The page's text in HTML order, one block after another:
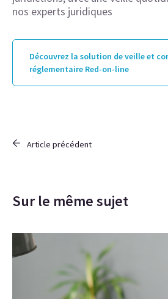
nos experts juridiques
Découvrez la solution de veille et
réglementaire Red-on-line
Article précédent
Sur le même sujet